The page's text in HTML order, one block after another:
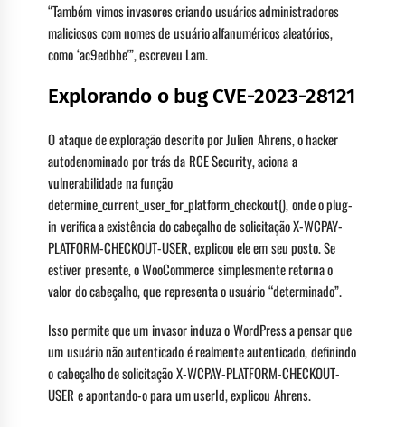
“Também vimos invasores criando usuários administradores
maliciosos com nomes de usuário alfanuméricos aleatórios,
como ‘ac9edbbe'”, escreveu Lam.
Explorando o bug CVE-2023-28121
O ataque de exploração descrito por Julien Ahrens, o hacker
autodenominado por trás da RCE Security, aciona a
vulnerabilidade na função
determine_current_user_for_platform_checkout(), onde o plug-
in verifica a existência do cabeçalho de solicitação X-WCPAY-
PLATFORM-CHECKOUT-USER, explicou ele em seu posto. Se
estiver presente, o WooCommerce simplesmente retorna o
valor do cabeçalho, que representa o usuário “determinado”.
Isso permite que um invasor induza o WordPress a pensar que
um usuário não autenticado é realmente autenticado, definindo
o cabeçalho de solicitação X-WCPAY-PLATFORM-CHECKOUT-
USER e apontando-o para um userId, explicou Ahrens.